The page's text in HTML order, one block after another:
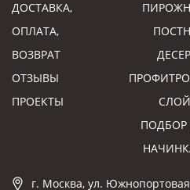
ДОСТАВКА,
ОПЛАТА,
ВОЗВРАТ
ОТЗЫВЫ
ПРОЕКТЫ
ПОДБОР
г. Москва, ул.